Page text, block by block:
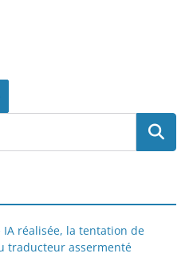
réalisée, la tentation de
traducteur assermenté